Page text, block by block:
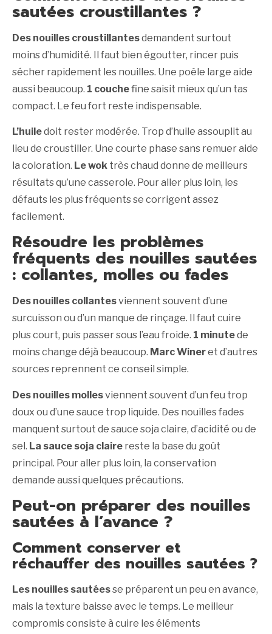
sautées croustillantes ?
Des nouilles croustillantesdemandent surtout
moins d’humidité. Il faut bien égoutter, rincer puis
sécher rapidement les nouilles. Une poêle large aide
aussi beaucoup. 1 couchefine saisit mieux qu’un tas
compact. Le feu fort reste indispensable.
L’huiledoit rester modérée. Trop d’huile assouplit au
lieu de croustiller. Une courte phase sans remuer aide
la coloration. Le wok très chaud donne de meilleurs
résultats qu’une casserole. Pour aller plus loin, les
défauts les plus fréquents se corrigent assez
facilement.
Résoudre les problèmes
fréquents des nouilles sautées
: collantes, molles ou fades
Des nouilles collantesviennent souvent d’une
surcuisson ou d’un manque de rinçage. Il faut cuire
plus court, puis passer sous l’eau froide. 1 minutede
moins change déjà beaucoup. Marc Wineret d’autres
sources reprennent ce conseil simple.
Des nouilles mollesviennent souvent d’un feu trop
doux ou d’une sauce trop liquide. Des nouilles fades
manquent surtout de sauce soja claire, d’acidité ou de
sel. La sauce soja claire reste la base du goût
principal. Pour aller plus loin, la conservation
demande aussi quelques précautions.
Peut-on préparer des nouilles
sautées à l’avance ?
Comment conserver et
réchauffer des nouilles sautées ?
Les nouilles sautéesse préparent un peu en avance,
mais la texture baisse avec le temps. Le meilleur
compromis consiste à cuire les éléments